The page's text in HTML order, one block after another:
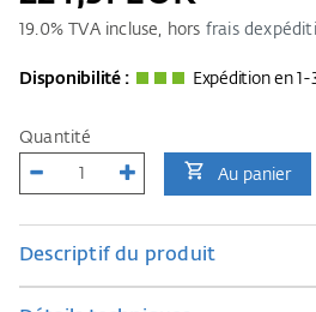
19.0% TVA incluse, hors frais
Disponibilité : Expédition en 1-
Quantité
Au panier
Descriptif du produit